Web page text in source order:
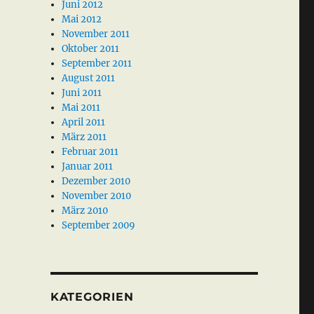
Juni 2012
Mai 2012
November 2011
Oktober 2011
September 2011
August 2011
Juni 2011
Mai 2011
April 2011
März 2011
Februar 2011
Januar 2011
Dezember 2010
November 2010
März 2010
September 2009
KATEGORIEN